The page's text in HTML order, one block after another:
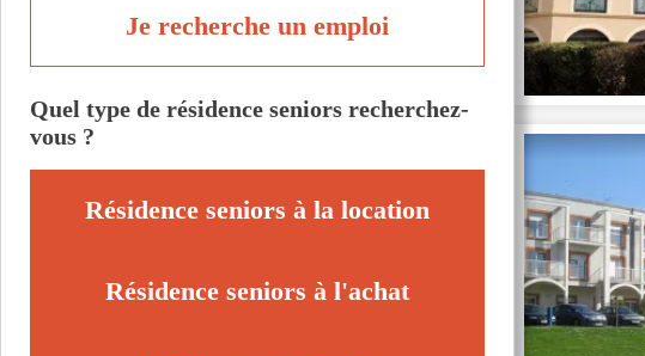
Je recherche un emploi
Quel type de résidence seniors recherchez-
vous ?
Résidence seniors à la location
Résidence seniors à l'achat